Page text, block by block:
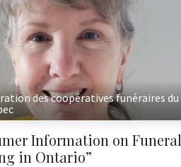
des coopératives funéraires du
Information on Funeral
in Ontario”